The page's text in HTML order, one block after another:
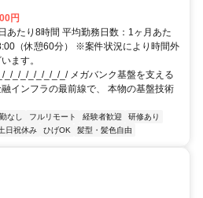
円
あたり8時間 平均勤務日数：1ヶ月あた
（休憩60分） ※案件状況により時間外
ます。
_/_/_/_/_/_/_/_/ メガバンク基盤を支える
インフラの最前線で、 本物の基盤技術
なし フルリモート 経験者歓迎
研修あり
日祝休み ひげOK 髪型・髪色自由